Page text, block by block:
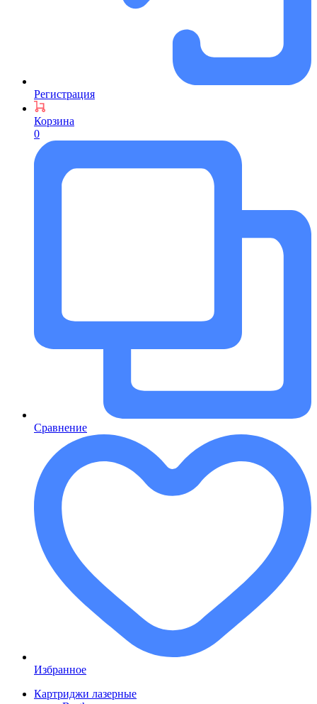
Регистрация
Корзина
0
Сравнение
Избранное
Картриджи лазерные